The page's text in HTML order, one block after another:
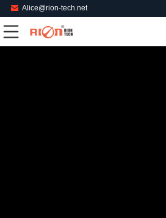
Alice@rion-tech.net